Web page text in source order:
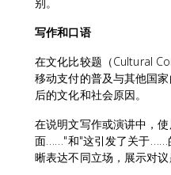
写作和口语
在文化比较题（Cultural
移动支付的普及与其他国
后的文化和社会原因。
在说明文写作或演讲中，
面……"和"这引发了关于……
晰表达不同立场，展示对议